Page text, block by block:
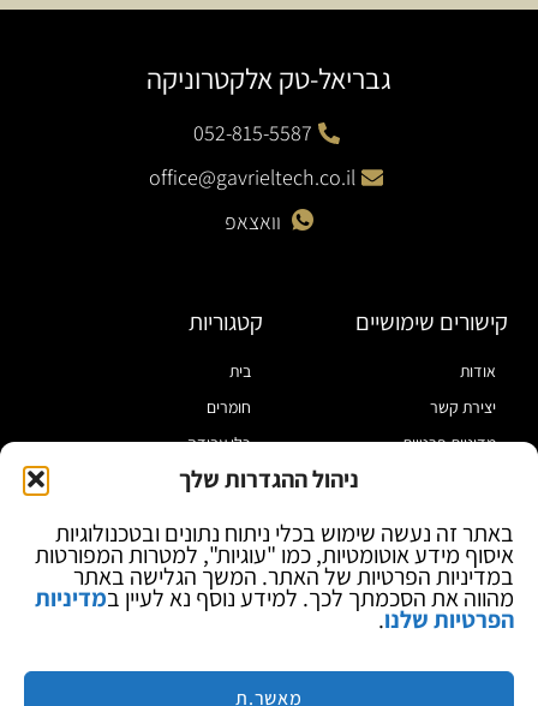
ניהול ההגדרות שלך
באתר זה נעשה שימוש בכלי ניתוח נתונים ובטכנולוגיות
איסוף מידע אוטומטיות, כמו "עוגיות", למטרות המפורטות
במדיניות הפרטיות של האתר. המשך הגלישה באתר
מהווה את הסכמתך לכך. למידע נוסף נא לעיין במדיניות
הפרטיות שלנו.
מאשר.ת
גבריאל-טק אלקטרוניקה
052-815-5587
office@gavrieltech.co.il
וואצאפ
קישורים שימושיים
אודות
יצירת קשר
מדיניות פרטיות
בלוג
קטגוריות
בית
חומרים
כלי עבודה
מוצרי הלחמה
ספקי כח ומודדים
ציוד אופטי להגדלה
מותגים